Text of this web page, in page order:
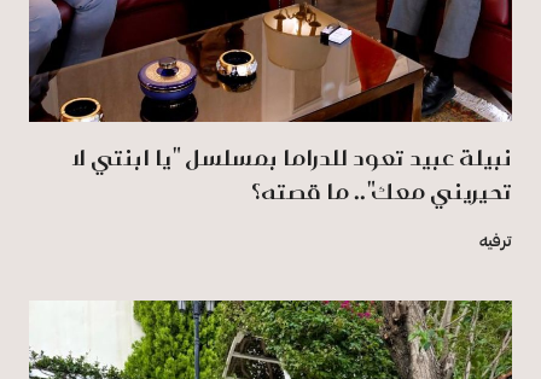
نبيلة عبيد تعود للدراما بمسلسل "يا ابنتي لا
تحيريني معك".. ما قصته؟
ترفيه